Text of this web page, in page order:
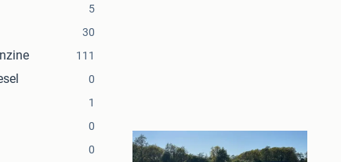
5
30
111
0
1
0
0
Favorieten